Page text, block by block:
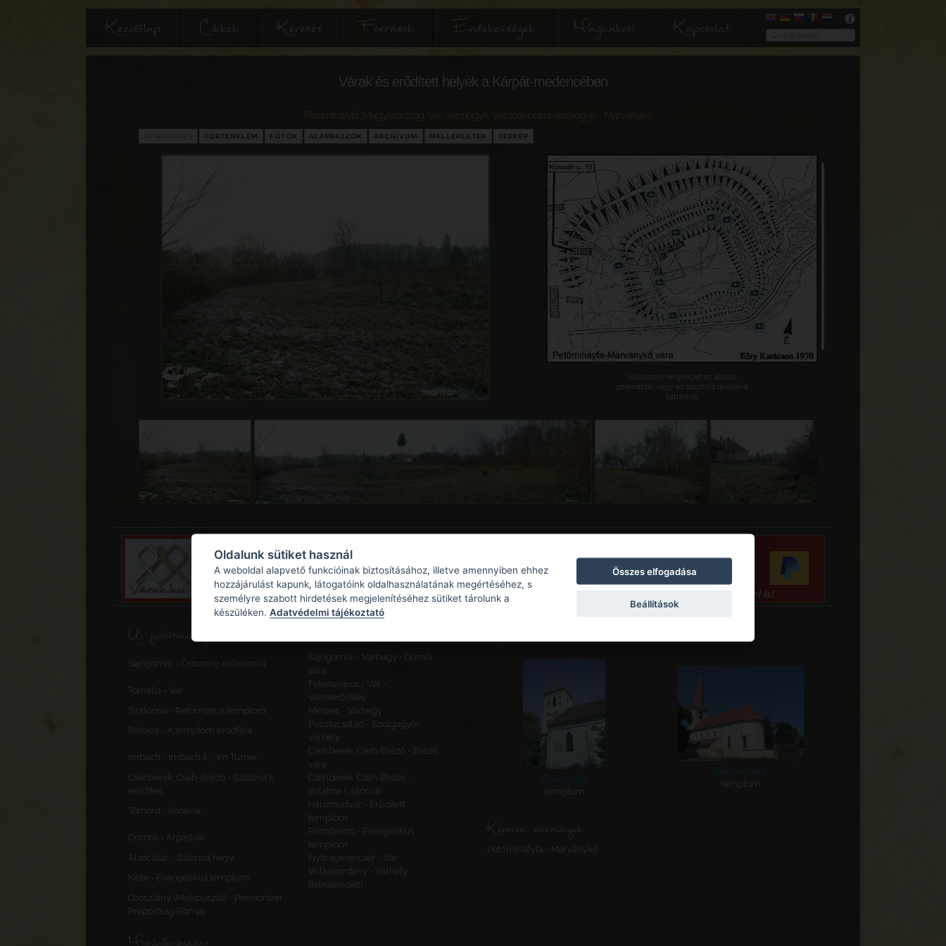
Kezdőlap Cikkek Keresés Források Érdekességek Magunkról Kapcsolat
Várak és erődített helyek a Kárpát-medencében
Petőmihályfa Magyarország Vas vármegye Vas történelmi vármegye
TÖRTÉNELEM FOTÓK ALAPRAJZOK ARCHÍVUM MELLÉKLETEK TÉRKÉP
Válasszon fényképet az alábbi
galériából, vagy az alaprajz ikonjaira
kattintva.
Új feltöltések, frissítések
Sajógömör - Őrtorony, elővédmű
Sajógömör - Várhegy - Gömör
vára
Tornalja - Vár
Feketeváros - Vár -
Városerődítés
Szalonna - Református templom
Meszes - Várhegy
Rakaca - A templom erődfala
Pusztacsalád - Szolgagyőr,
várhely
Imbach - Imbach II., „Im Turner”
Csehberek, Cseh-Brézó - Brezó
vára
Csehberek, Cseh-Brézó - Szlatina II.
erődítés
Csehberek, Cseh-Brézó -
Szlatina I. sáncvár
Tömörd - Ilonavár
Háromudvar - Erődített
templom
Dömös - Árpádvár
Rimabrézó - Evangélikus
templom
Alsócsitár - Zsibrica hegy
Nyitragerencsér - Vár
Kiéte - Evangélikus templom
Vulkapordány - Várhely
(feltételezett)
Oroszlány (Majkpuszta) - Premontrei
Prépostság Romjai
Mobilalkalmazás
Sorostély
templom
Sellenberk
templom
Keresési előzmények
Petőmihályfa - Márványkő
Oldalunk sütiket használ
A weboldal alapvető funkcióinak biztosításához, illetve amennyiben ehhez
hozzájárulást kapunk, látogatóink oldalhasználatának megértéséhez, s
személyre szabott hirdetések megjelenítéséhez sütiket tárolunk a
készüléken. Adatvédelmi tájékoztató
Összes elfogadása
Beállítások